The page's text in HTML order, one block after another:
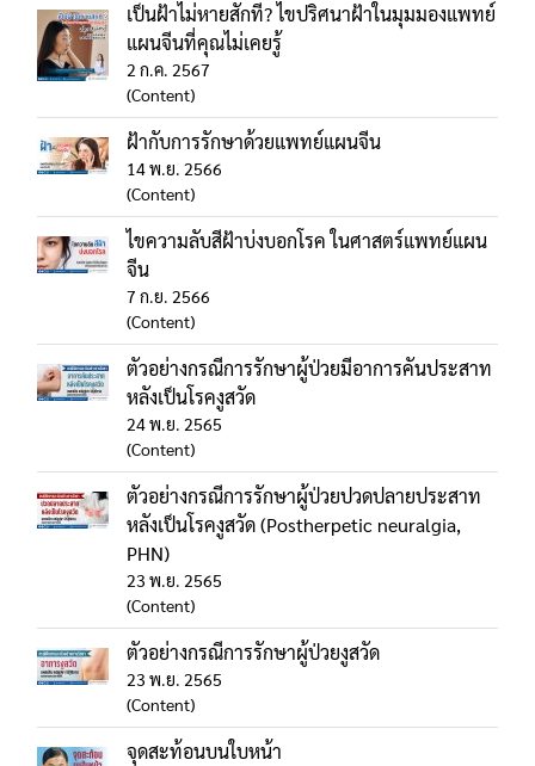
เป็นฝ้าไม่หายสักที? ไขปริศนาฝ้าในมุมมองแพทย์
แผนจีนที่คุณไม่เคยรู้
2 ก.ค. 2567
(Content)
ฝ้ากับการรักษาด้วยแพทย์แผนจีน
14 พ.ย. 2566
(Content)
ไขความลับสีฝ้าบ่งบอกโรค ในศาสตร์แพทย์แผน
จีน
7 ก.ย. 2566
(Content)
ตัวอย่างกรณีการรักษาผู้ป่วยมีอาการคันประสาท
หลังเป็นโรคงูสวัด
24 พ.ย. 2565
(Content)
ตัวอย่างกรณีการรักษาผู้ป่วยปวดปลายประสาท
หลังเป็นโรคงูสวัด (Postherpetic neuralgia,
PHN)
23 พ.ย. 2565
(Content)
ตัวอย่างกรณีการรักษาผู้ป่วยงูสวัด
23 พ.ย. 2565
(Content)
จุดสะท้อนบนใบหน้า